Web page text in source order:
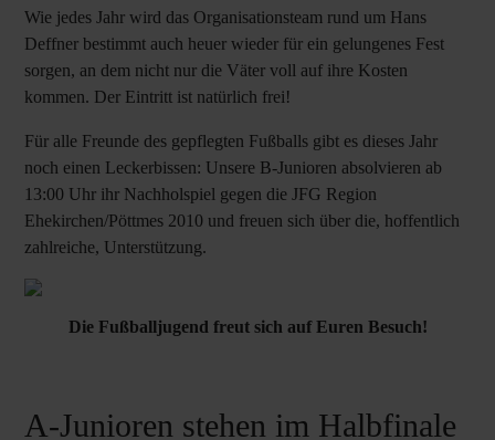
Wie jedes Jahr wird das Organisationsteam rund um Hans
Deffner bestimmt auch heuer wieder für ein gelungenes Fest
sorgen, an dem nicht nur die Väter voll auf ihre Kosten
kommen. Der Eintritt ist natürlich frei!
Für alle Freunde des gepflegten Fußballs gibt es dieses Jahr
noch einen Leckerbissen: Unsere B-Junioren absolvieren ab
13:00 Uhr ihr Nachholspiel gegen die JFG Region
Ehekirchen/Pöttmes 2010 und freuen sich über die, hoffentlich
zahlreiche, Unterstützung.
Die Fußballjugend freut sich auf Euren Besuch!
A-Junioren stehen im Halbfinale